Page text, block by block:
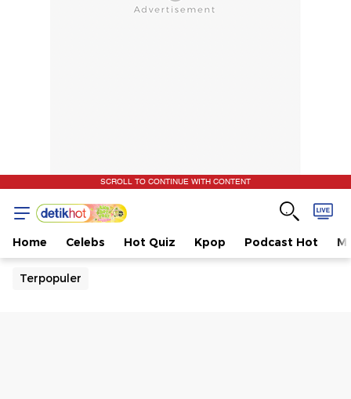
SCROLL TO CONTINUE WITH CONTENT
Home Celebs Hot Quiz Kpop Podcast Hot
Terpopuler